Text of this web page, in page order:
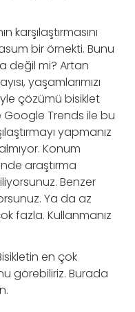
karşılaştırmasını
bir örnekti. Bunu
değil mi? Artan
yaşamlarımızı
çözümü bisiklet
Trends ile bu
yapmanız
Konum
araştırma
Benzer
Ya da az
fazla. Kullanmanız
en çok
görebiliriz. Burada